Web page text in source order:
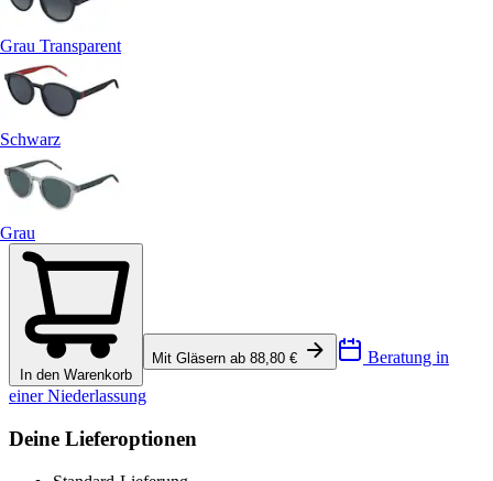
Grau Transparent
Schwarz
Grau
In den Warenkorb
Mit Gläsern ab 88,80 € Beratung in
einer Niederlassung
Deine Lieferoptionen